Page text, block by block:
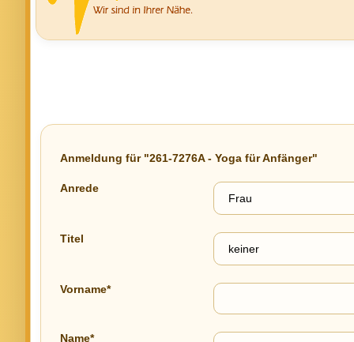
Anmeldung für "261-7276A - Yoga für Anfänger"
Anrede
Titel
Vorname*
Name*